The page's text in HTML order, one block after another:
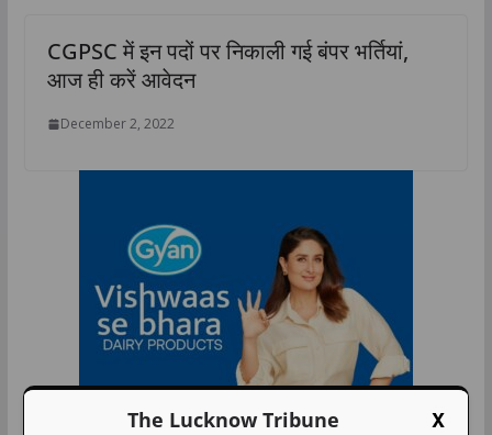
CGPSC में इन पदों पर निकाली गई बंपर भर्तियां,
आज ही करें आवेदन
December 2, 2022
The Lucknow Tribune X